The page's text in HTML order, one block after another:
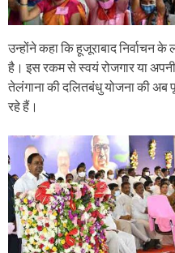
उन्होंने कहा कि हूजूराबाद निर्वाचन
है। इस रकम से स्वयं रोजगार या
तेलंगाना की दलितबंधु योजना की अब
रहे हैं।